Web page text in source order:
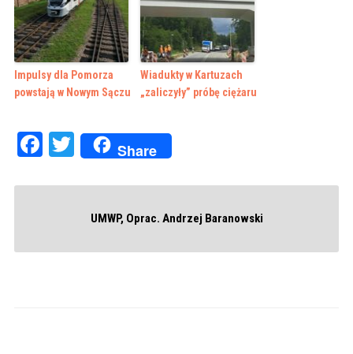
Impulsy dla Pomorza
powstają w Nowym Sączu
Wiadukty w Kartuzach
„zaliczyły” próbę ciężaru
Facebook
Twitter
Share
UMWP, Oprac. Andrzej Baranowski